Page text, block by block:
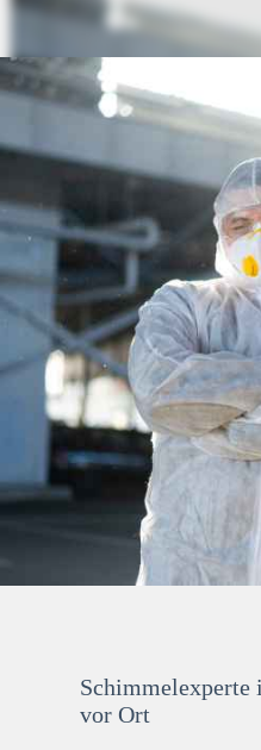
Schimmelexperte
vor Ort